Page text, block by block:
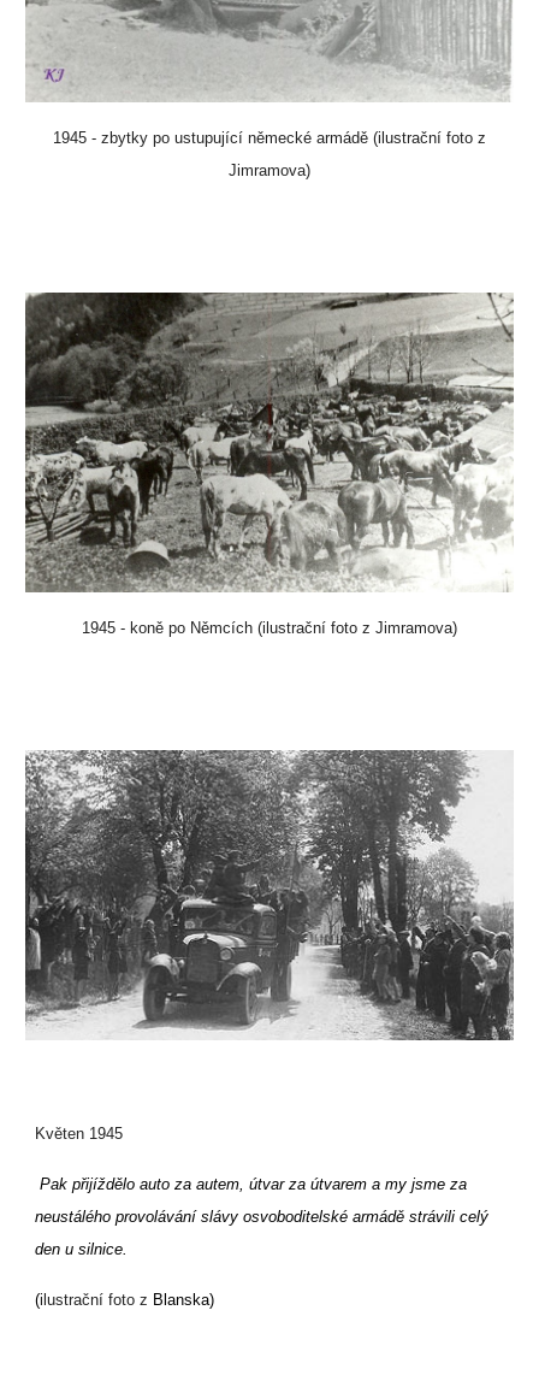
1945 - zbytky po ustupující německé armádě (ilustrační foto z
Jimramova)
1945 - koně po Němcích (ilustrační foto z Jimramova)
Květen 1945
Pak přijíždělo auto za autem, útvar za útvarem a my jsme za
neustálého provolávání slávy osvoboditelské armádě strávili celý
den u silnice.
(ilustrační foto z Blanska)